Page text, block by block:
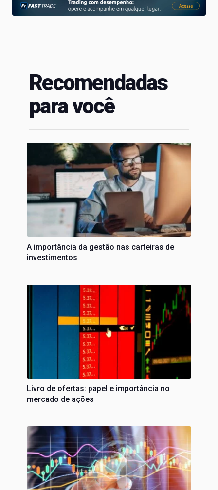
Recomendadas
para você
A importância da gestão nas carteiras de
investimentos
Livro de ofertas: papel e importância no
mercado de ações